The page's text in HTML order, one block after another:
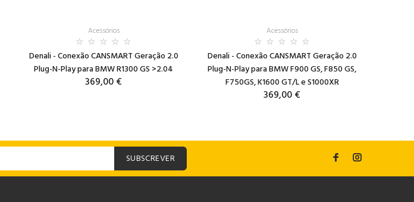
Acessórios
Denali - Conexão CANSMART Geração 2.0
Plug-N-Play para BMW R1300 GS >2.04
369,00 €
Acessórios
Denali - Conexão CANSMART Geração 2.0
Plug-N-Play para BMW F900 GS, F850 GS,
F750GS, K1600 GT/L e S1000XR
369,00 €
SUBSCREVER